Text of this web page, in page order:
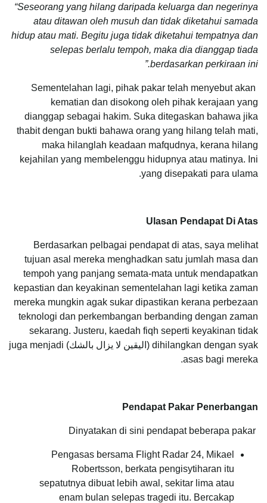
“Seseorang yang hilang daripada keluarga dan negerinya
atau ditawan oleh musuh dan tidak diketahui samada
hidup atau mati. Begitu juga tidak diketahui tempatnya dan
selepas berlalu tempoh, maka dia dianggap tiada
berdasarkan perkiraan ini.”
Sementelahan lagi, pihak pakar telah menyebut akan
kematian dan disokong oleh pihak kerajaan yang
dianggap sebagai hakim. Suka ditegaskan bahawa jika
thabit dengan bukti bahawa orang yang hilang telah mati,
maka hilanglah keadaan mafqudnya, kerana hilang
kejahilan yang membelenggu hidupnya atau matinya. Ini
yang disepakati para ulama.
Ulasan Pendapat Di Atas
Berdasarkan pelbagai pendapat di atas, saya melihat
tujuan asal mereka menghadkan satu jumlah masa dan
tempoh yang panjang semata-mata untuk mendapatkan
kepastian dan keyakinan sementelahan lagi ketika zaman
mereka mungkin agak sukar dipastikan kerana perbezaan
teknologi dan perkembangan berbanding dengan zaman
sekarang. Justeru, kaedah fiqh seperti keyakinan tidak
dihilangkan dengan syak (اليقين لا يزال بالشك) juga menjadi
asas bagi mereka.
Pendapat Pakar Penerbangan
Pengasas bersama Flight Radar 24, Mikael
Robertsson, berkata pengisytiharan itu
sepatutnya dibuat lebih awal, sekitar lima atau
enam bulan selepas tragedi itu. Bercakap